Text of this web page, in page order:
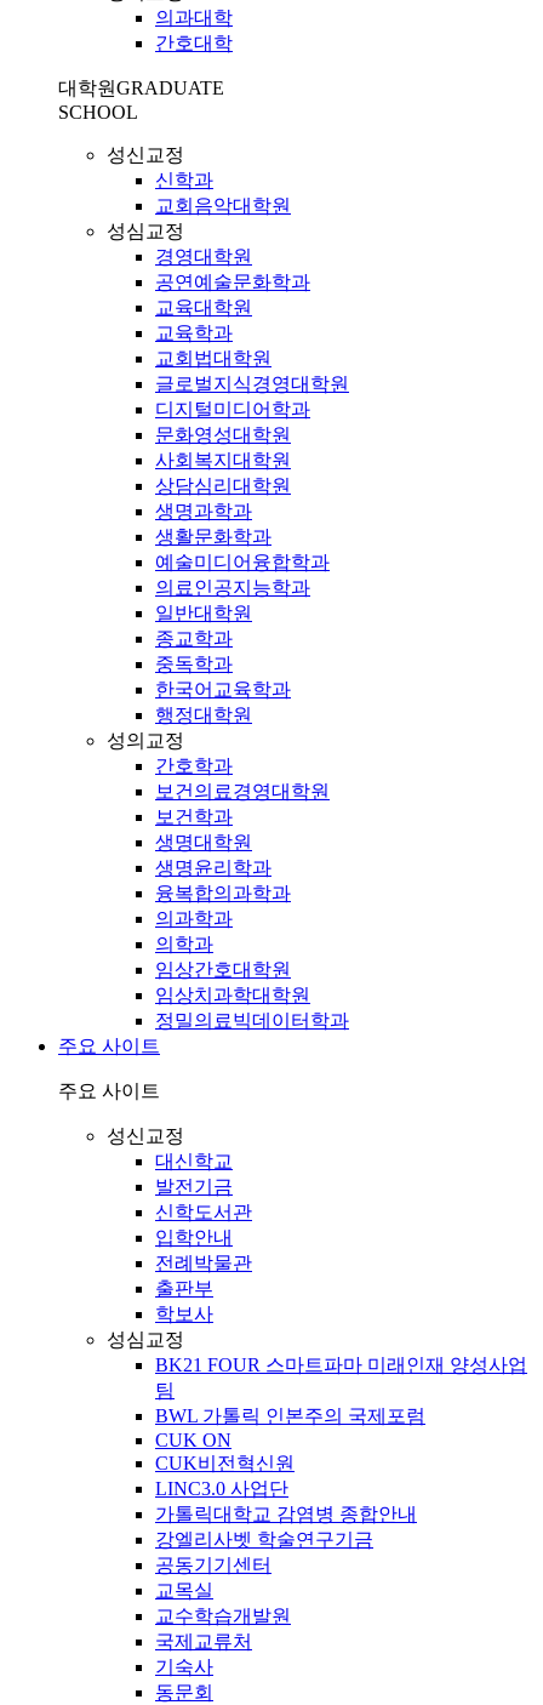
의과대학
간호대학
대학원GRADUATE
SCHOOL
성신교정
신학과
교회음악대학원
성심교정
경영대학원
공연예술문화학과
교육대학원
교육학과
교회법대학원
글로벌지식경영대학원
디지털미디어학과
문화영성대학원
사회복지대학원
상담심리대학원
생명과학과
생활문화학과
예술미디어융합학과
의료인공지능학과
일반대학원
종교학과
중독학과
한국어교육학과
행정대학원
성의교정
간호학과
보건의료경영대학원
보건학과
생명대학원
생명윤리학과
융복합의과학과
의과학과
의학과
임상간호대학원
임상치과학대학원
정밀의료빅데이터학과
주요 사이트
주요 사이트
성신교정
대신학교
발전기금
신학도서관
입학안내
전례박물관
출판부
학보사
성심교정
BK21 FOUR 스마트파마 미래인재 양성사업
팀
BWL 가톨릭 인본주의 국제포럼
CUK ON
CUK비전혁신원
LINC3.0 사업단
가톨릭대학교 감염병 종합안내
강엘리사벳 학술연구기금
공동기기센터
교목실
교수학습개발원
국제교류처
기숙사
동문회